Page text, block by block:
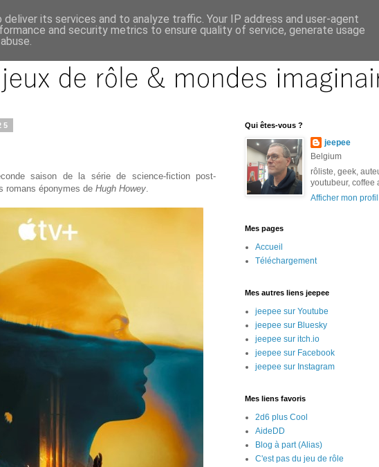
saison de la série de science-fiction post-
romans éponymes de Hugh Howey
Qui êtes-vous ?
jeepee
Belgium
rôliste, geek,
youtubeur, coffee
Afficher mon
Mes pages
Accueil
Téléchargement
Mes autres liens jeepee
jeepee sur Youtube
jeepee sur Bluesky
jeepee sur itch.io
jeepee sur Facebook
jeepee sur Instagram
Mes liens favoris
2d6 plus Cool
AideDD
Blog à part (Alias)
C'est pas du jeu de rôle
its services and to analyze traffic. Your IP address and user-agent
and security metrics to ensure quality of service, generate usage